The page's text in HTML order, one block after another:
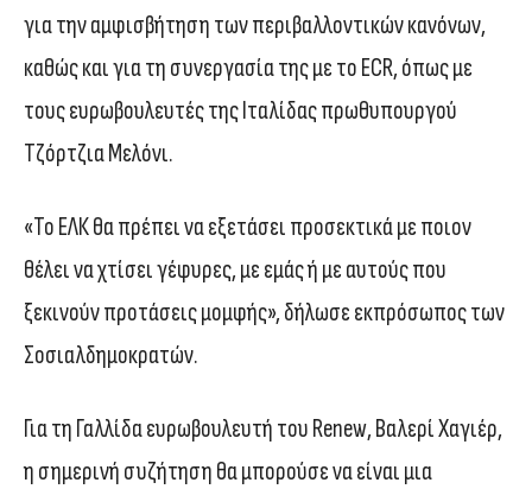
για την αμφισβήτηση των περιβαλλοντικών κανόνων,
καθώς και για τη συνεργασία της με το ECR, όπως με
τους ευρωβουλευτές της Ιταλίδας πρωθυπουργού
Τζόρτζια Μελόνι.
«Το ΕΛΚ θα πρέπει να εξετάσει προσεκτικά με ποιον
θέλει να χτίσει γέφυρες, με εμάς ή με αυτούς που
ξεκινούν προτάσεις μομφής», δήλωσε εκπρόσωπος των
Σοσιαλδημοκρατών.
Για τη Γαλλίδα ευρωβουλευτή του Renew, Βαλερί Χαγιέρ,
η σημερινή συζήτηση θα μπορούσε να είναι μια